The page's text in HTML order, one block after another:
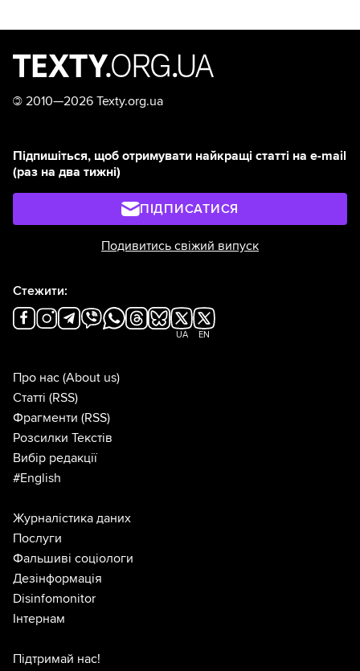
© 2010—2026 Texty.org.ua
Підпишіться, щоб отримувати найкращі статті на e-mail
(раз на два тижні)
ПІДПИСАТИСЯ
Подивитись свіжий випуск
Стежити:
UA EN
Про нас (About us)
Статті (RSS)
Фрагменти (RSS)
Розсилки Текстів
Вибір редакції
#English
Журналістика даних
Послуги
Фальшиві соціологи
Дезінформація
Disinfomonitor
Інтернам
Підтримай нас!